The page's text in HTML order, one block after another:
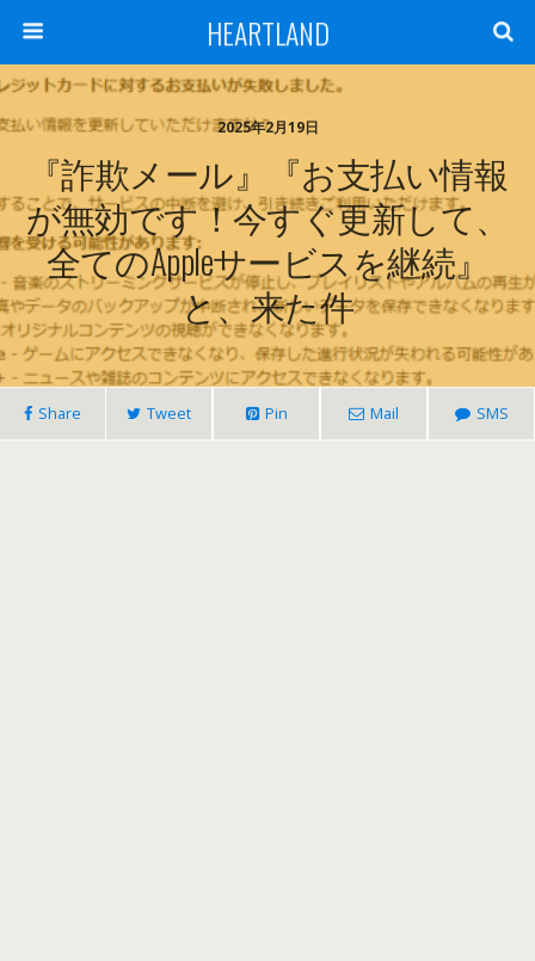
HEARTLAND
2025年2月19日
『詐欺メール』『お支払い情報
が無効です！今すぐ更新して、
全てのAppleサービスを継続』
と、来た件
Share Tweet Pin Mail SMS